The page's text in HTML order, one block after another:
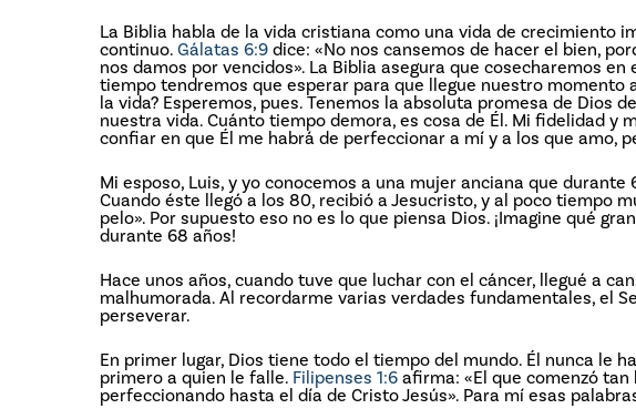
La Biblia habla de la vida cristiana como una vida de crecimiento
continuo. Gálatas 6:9 dice: «No nos cansemos de hacer el bien,
nos damos por vencidos». La Biblia asegura que cosecharemos
tiempo tendremos que esperar para que llegue nuestro momento
la vida? Esperemos, pues. Tenemos la absoluta promesa de Dios
nuestra vida. Cuánto tiempo demora, es cosa de Él. Mi fidelidad y
confiar en que Él me habrá de perfeccionar a mí y a los que amo,
Mi esposo, Luis, y yo conocemos a una mujer anciana que
Cuando éste llegó a los 80, recibió a Jesucristo, y al poco tiempo
pelo». Por supuesto eso no es lo que piensa Dios. ¡Imagine qué
durante 68 años!
Hace unos años, cuando tuve que luchar con el cáncer, llegué a
malhumorada. Al recordarme varias verdades fundamentales, el
perseverar.
En primer lugar, Dios tiene todo el tiempo del mundo. Él nunca le
primero a quien le falle. Filipenses 1:6 afirma: «El que comenzó
perfeccionando hasta el día de Cristo Jesús». Para mí esas